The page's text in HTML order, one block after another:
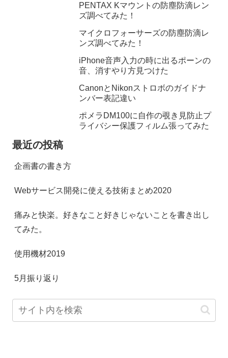
PENTAX Kマウントの防塵防滴レン
ズ調べてみた！
マイクロフォーサーズの防塵防滴レ
ンズ調べてみた！
iPhone音声入力の時に出るポーンの
音、消すやり方見つけた
CanonとNikonストロボのガイドナ
ンバー表記違い
ポメラDM100に自作の覗き見防止プ
ライバシー保護フィルム張ってみた
最近の投稿
企画書の書き方
Webサービス開発に使える技術まとめ2020
痛みと快楽。好きなこと好きじゃないことを書き出し
てみた。
使用機材2019
5月振り返り